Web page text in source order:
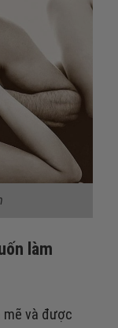
làm
mẽ và được